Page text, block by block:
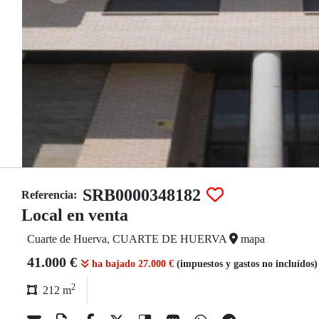
Referencia: SRB0000348182
Local en venta
Cuarte de Huerva, CUARTE DE HUERVA mapa
41.000 € ha bajado 27.000 € (impuestos y gastos no
212 m2